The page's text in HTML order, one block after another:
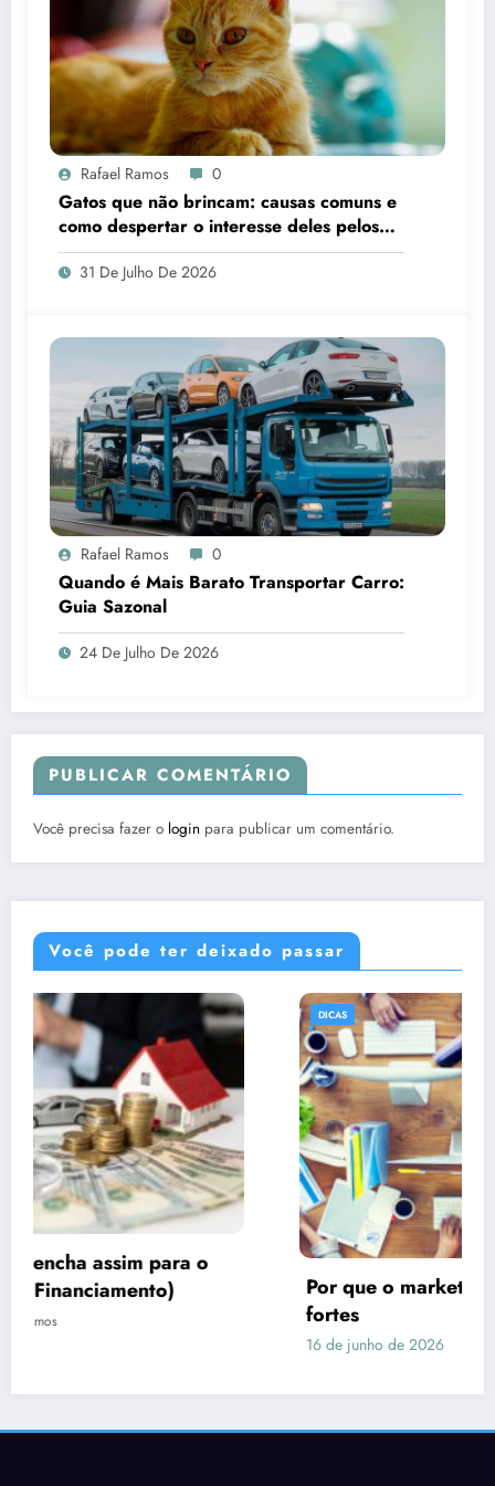
Rafael Ramos 0
Gatos que não brincam: causas comuns e
como despertar o interesse deles pelos
brinquedos
31 De Julho De 2026
Rafael Ramos 0
Quando é Mais Barato Transportar Carro:
Guia Sazonal
24 De Julho De 2026
PUBLICAR COMENTÁRIO
Você precisa fazer o login para publicar um comentário.
Você pode ter deixado passar
DICAS
Por que o marketing precisa de imagens
fortes